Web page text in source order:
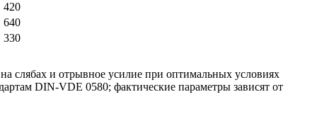
420
640
330
на слябах и отрывное усилие при оптимальных условиях
DIN-VDE 0580; фактические параметры зависят от